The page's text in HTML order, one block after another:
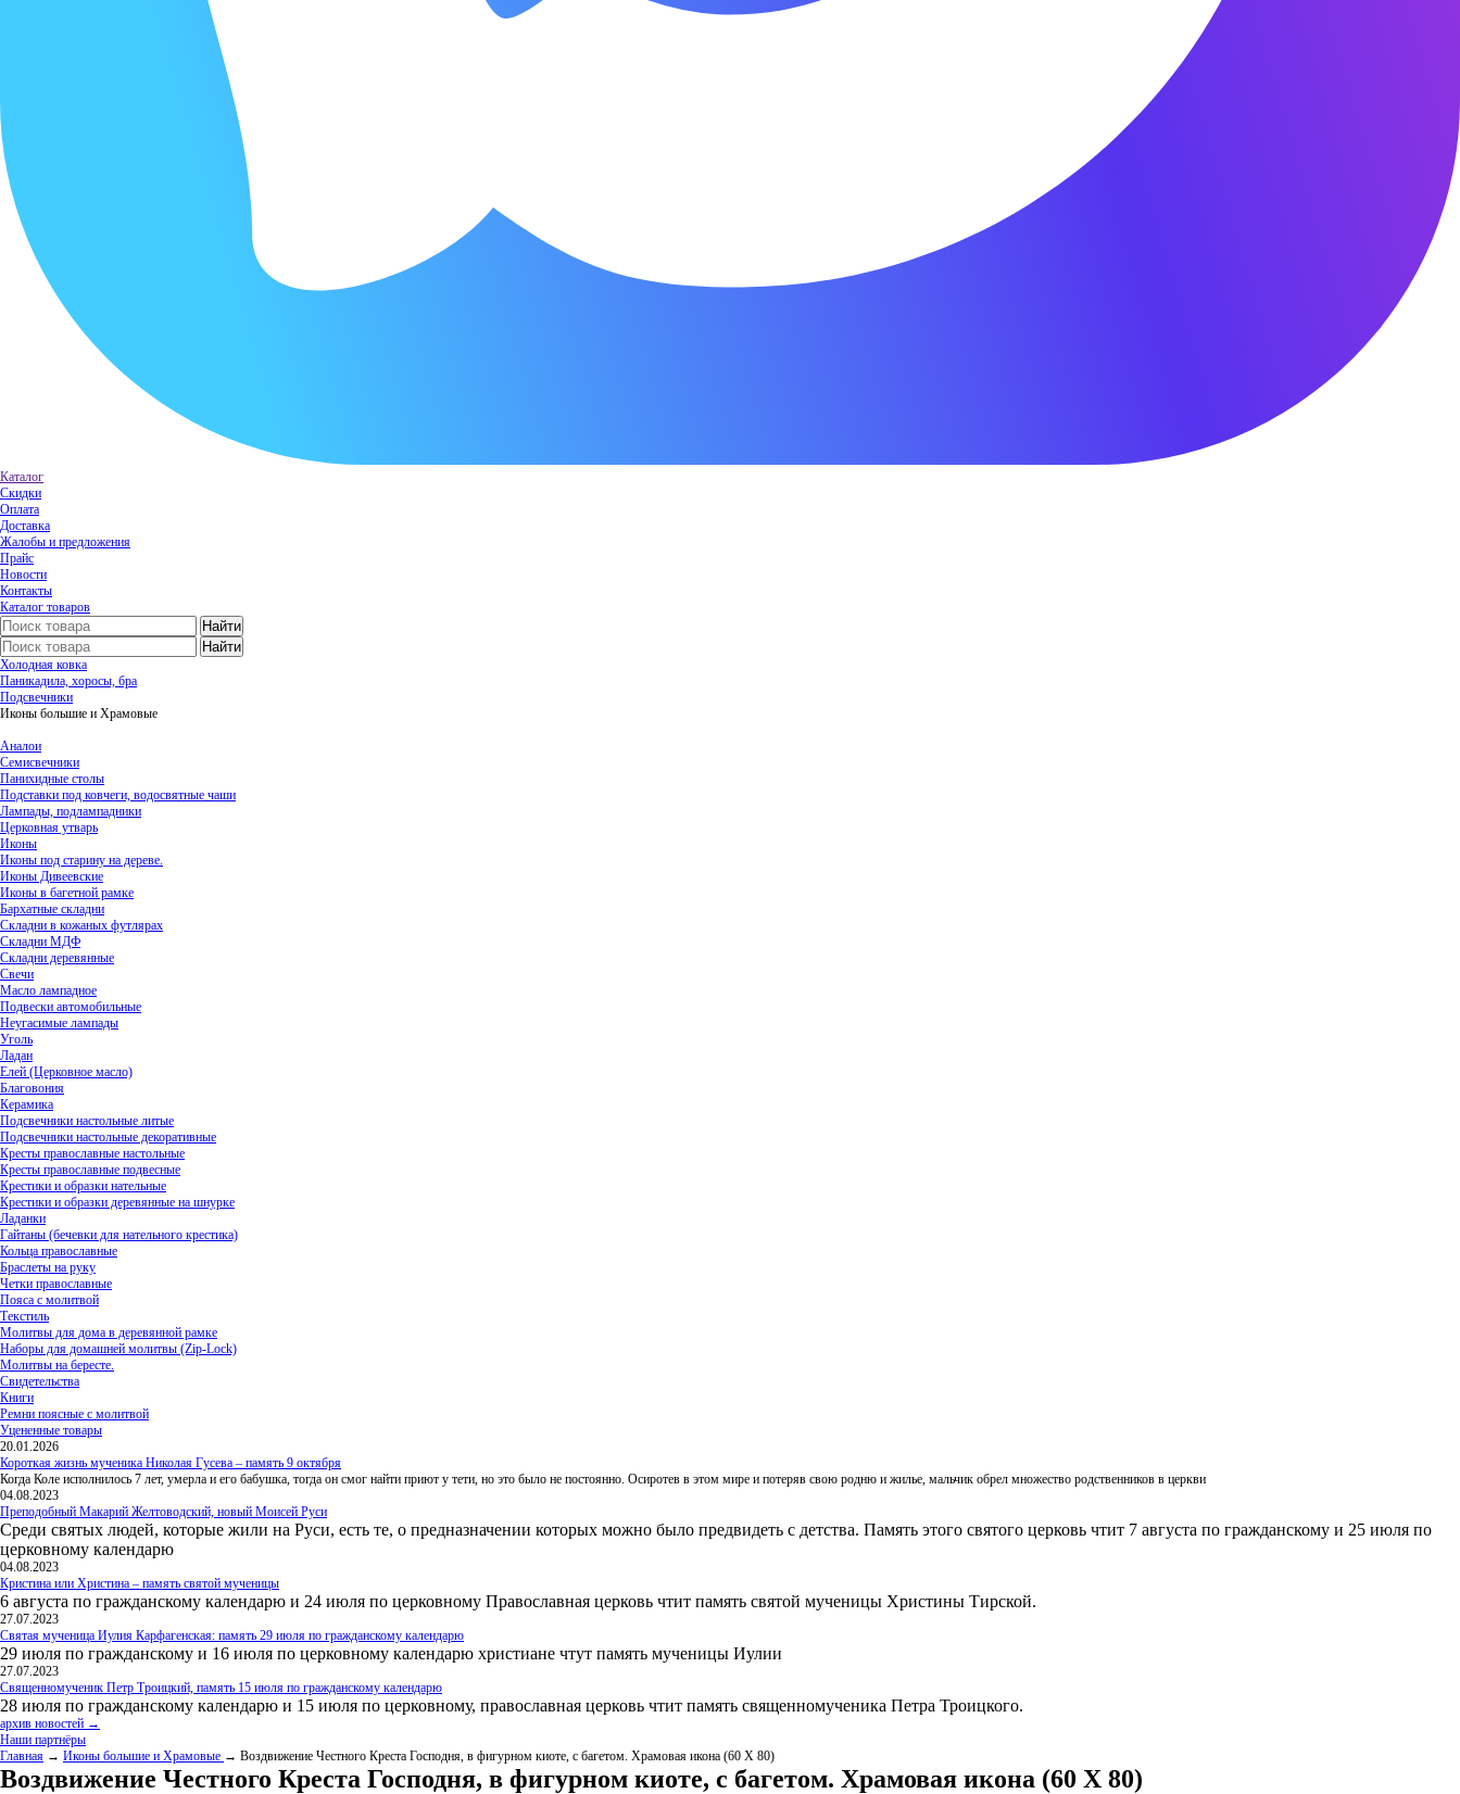
Каталог
Скидки
Оплата
Доставка
Жалобы и предложения
Прайс
Новости
Контакты
Каталог товаров
Холодная ковка
Паникадила, хоросы, бра
Подсвечники
Иконы большие и Храмовые
Аналои
Семисвечники
Панихидные столы
Подставки под ковчеги, водосвятные чаши
Лампады, подлампадники
Церковная утварь
Иконы
Иконы под старину на дереве.
Иконы Дивеевские
Иконы в багетной рамке
Бархатные складни
Складни в кожаных футлярах
Складни МДФ
Складни деревянные
Свечи
Масло лампадное
Подвески автомобильные
Неугасимые лампады
Уголь
Ладан
Елей (Церковное масло)
Благовония
Керамика
Подсвечники настольные литые
Подсвечники настольные декоративные
Кресты православные настольные
Кресты православные подвесные
Крестики и образки нательные
Крестики и образки деревянные на шнурке
Ладанки
Гайтаны (бечевки для нательного крестика)
Кольца православные
Браслеты на руку
Четки православные
Пояса с молитвой
Текстиль
Молитвы для дома в деревянной рамке
Наборы для домашней молитвы (Zip-Lock)
Молитвы на бересте.
Свидетельства
Книги
Ремни поясные с молитвой
Уцененные товары
20.01.2026
Короткая жизнь мученика Николая Гусева – память 9 октября
Когда Коле исполнилось 7 лет, умерла и его бабушка, тогда он смог найти приют у тети, но это было не постоянно. Осиротев в этом мире и потеряв свою родню и жилье, мальчик обрел множество родственников в церкви
04.08.2023
Преподобный Макарий Желтоводский, новый Моисей Руси
Среди святых людей, которые жили на Руси, есть те, о предназначении которых можно было предвидеть с детства. Память этого святого церковь чтит 7 августа по гражданскому и 25 июля по
церковному календарю
04.08.2023
Кристина или Христина – память святой мученицы
6 августа по гражданскому календарю и 24 июля по церковному Православная церковь чтит память святой мученицы Христины Тирской.
27.07.2023
Святая мученица Иулия Карфагенская: память 29 июля по гражданскому календарю
29 июля по гражданскому и 16 июля по церковному календарю христиане чтут память мученицы Иулии
27.07.2023
Священномученик Петр Троицкий, память 15 июля по гражданскому календарю
28 июля по гражданскому календарю и 15 июля по церковному, православная церковь чтит память священномученика Петра Троицкого.
архив новостей →
Наши партнёры
Главная → Иконы большие и Храмовые → Воздвижение Честного Креста Господня, в фигурном киоте, с багетом. Храмовая икона (60 Х 80)
Воздвижение Честного Креста Господня, в фигурном киоте, с багетом. Храмовая икона (60 Х 80)